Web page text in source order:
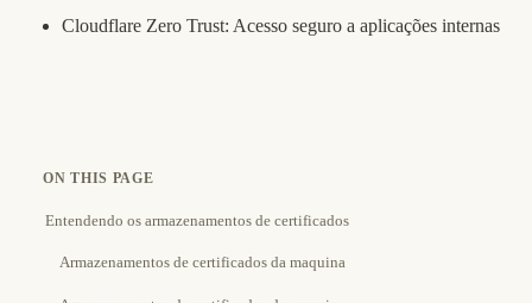
Cloudflare Zero Trust: Acesso seguro a aplicações internas
ON THIS PAGE
Entendendo os armazenamentos de certificados
Armazenamentos de certificados da maquina